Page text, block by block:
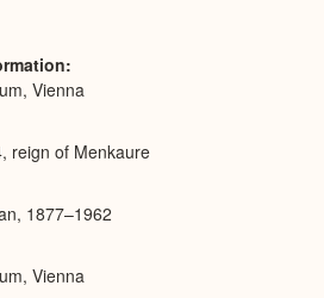
Vienna
reign of Menkaure
1877–1962
Vienna